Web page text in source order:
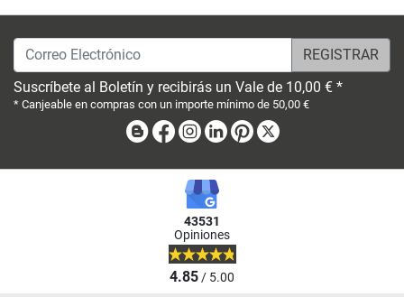
Correo Electrónico
Suscríbete al Boletín y recibirás un Vale de 10,00 € *
* Canjeable en compras con un importe mínimo de 50,00 €
BlogFacebook
Instagram
LinkedinPinterest
43531
Opiniones
4.85/ 5.00